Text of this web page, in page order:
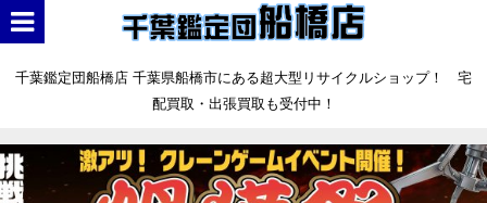
千葉鑑定団船橋店 千葉県船橋市にある超大型リサイクルショップ！ 宅
配買取・出張買取も受付中！